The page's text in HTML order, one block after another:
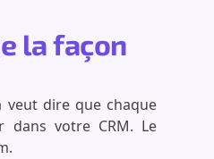
la façon
veut dire que chaque
dans votre CRM. Le